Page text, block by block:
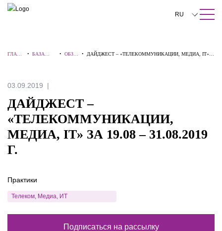
ПОИСК ПО САЙТУ Закрыть
RU
中文
Español
ГЛАВН
•БАЗА
•ОБЗО
• ДАЙДЖЕСТ – «ТЕЛЕКОММУНИКАЦИИ, МЕДИА, IT»
03.09.2019
ДАЙДЖЕСТ –
«ТЕЛЕКОММУНИКАЦИИ,
МЕДИА, IT» ЗА 19.08 – 31.08.2019
Г.
Практики
Телеком, Медиа, ИТ
Подписаться на рассылку